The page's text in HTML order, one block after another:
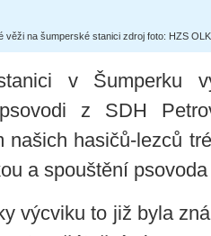
věži na šumperské stanici zdroj foto: HZS OLK
v Šumperku
z SDH
našich hasičů-lezců
a spouštění
výcviku to již byla